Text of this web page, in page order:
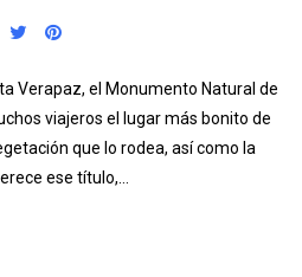
Verapaz, el Monumento Natural de
viajeros el lugar más bonito de
que lo rodea, así como la
ese título,…